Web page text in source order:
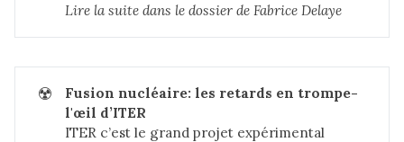
Lire la suite dans le dossier de Fabrice Delaye
☢️
Fusion nucléaire: les retards en trompe-
l'œil d’ITER
ITER c’est le grand projet expérimental